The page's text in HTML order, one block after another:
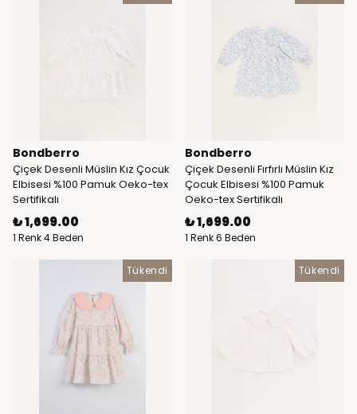
Bondberro
Çiçek Desenli Müslin Kız Çocuk
Elbisesi %100 Pamuk Oeko-tex
Sertifikalı
₺ 1,699.00
1 Renk 4 Beden
Bondberro
Çiçek Desenli Fırfırlı Müslin Kız
Çocuk Elbisesi %100 Pamuk
Oeko-tex Sertifikalı
₺ 1,699.00
1 Renk 6 Beden
Tükendi Tükendi